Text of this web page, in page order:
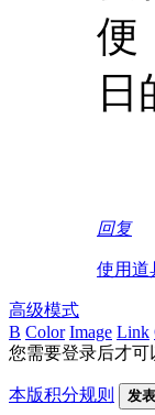
便
日
回复
使用道
高级模式
B Color Image Link
您需要登录后才可
本版积分规则 发